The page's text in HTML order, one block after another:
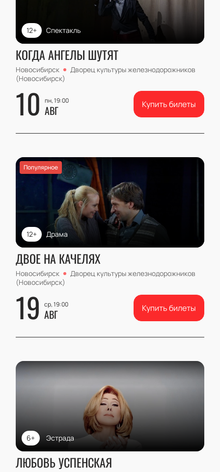
Спектакль
12+
КОГДА АНГЕЛЫ ШУТЯТ
Новосибирск
Дворец культуры железнодорожников
(Новосибирск)
10 пн, 19:00
АВГ Купить билеты
Популярное
Драма
12+
ДВОЕ НА КАЧЕЛЯХ
Новосибирск
Дворец культуры железнодорожников
(Новосибирск)
19 ср, 19:00
АВГ Купить билеты
Эстрада
6+
ЛЮБОВЬ УСПЕНСКАЯ